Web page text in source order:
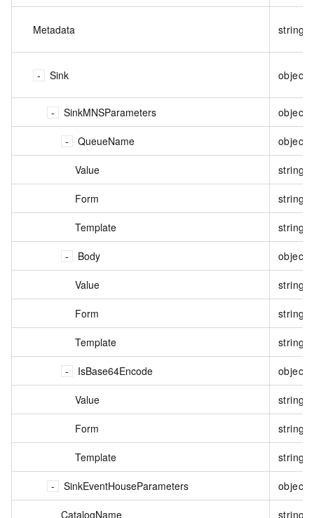
Metadata string
Sink object
SinkMNSParameters object
QueueName object
Value string
Form string
Template string
Body object
Value string
Form string
Template string
IsBase64Encode object
Value string
Form string
Template string
SinkEventHouseParameters object
CatalogName string